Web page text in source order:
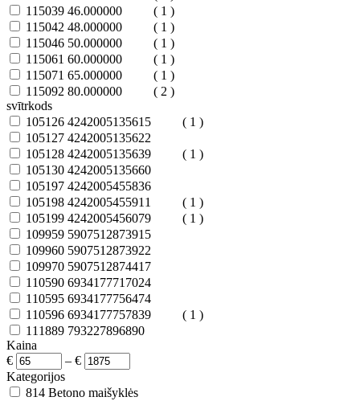
115039 46.000000
( 1 )
115042 48.000000
( 1 )
115046 50.000000
( 1 )
115061 60.000000
( 1 )
115071 65.000000
( 1 )
115092 80.000000
( 2 )
svītrkods
105126 4242005135615
( 1 )
105127 4242005135622
105128 4242005135639
( 1 )
105130 4242005135660
105197 4242005455836
105198 4242005455911
( 1 )
105199 4242005456079
( 1 )
109959 5907512873915
109960 5907512873922
109970 5907512874417
110590 6934177717024
110595 6934177756474
110596 6934177757839
( 1 )
111889 793227896890
Kaina
€
– €
Kategorijos
814 Betono maišyklės